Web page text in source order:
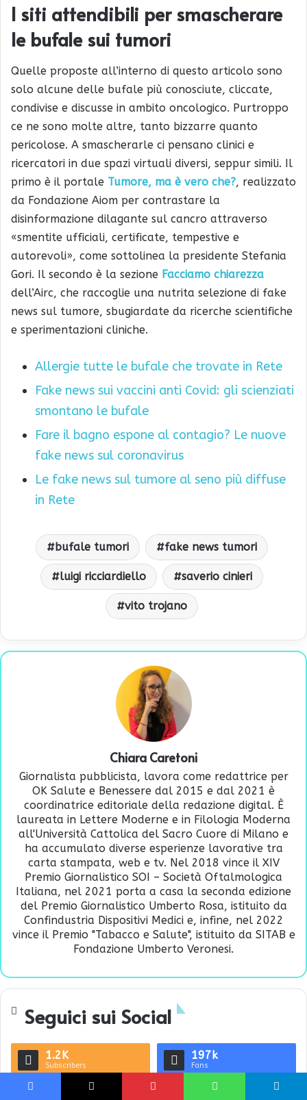
I siti attendibili per smascherare
le bufale sui tumori
Quelle proposte all’interno di questo articolo sono
solo alcune delle bufale più conosciute, cliccate,
condivise e discusse in ambito oncologico. Purtroppo
ce ne sono molte altre, tanto bizzarre quanto
pericolose. A smascherarle ci pensano clinici e
ricercatori in due spazi virtuali diversi, seppur simili. Il
primo è il portale Tumore, ma è vero che?, realizzato
da Fondazione Aiom per contrastare la
disinformazione dilagante sul cancro attraverso
«smentite ufficiali, certificate, tempestive e
autorevoli», come sottolinea la presidente Stefania
Gori. Il secondo è la sezione Facciamo chiarezza
dell’Airc, che raccoglie una nutrita selezione di fake
news sul tumore, sbugiardate da ricerche scientifiche
e sperimentazioni cliniche.
Allergie tutte le bufale che trovate in Rete
Fake news sui vaccini anti Covid: gli scienziati
smontano le bufale
Fare il bagno espone al contagio? Le nuove
fake news sul coronavirus
Le fake news sul tumore al seno più diffuse
in Rete
bufale tumori fake news tumori
luigi ricciardiello saverio cinieri
vito trojano
Chiara Caretoni
Giornalista pubblicista, lavora come redattrice per
OK Salute e Benessere dal 2015 e dal 2021 è
coordinatrice editoriale della redazione digital. È
laureata in Lettere Moderne e in Filologia Moderna
all'Università Cattolica del Sacro Cuore di Milano e
ha accumulato diverse esperienze lavorative tra
carta stampata, web e tv. Nel 2018 vince il XIV
Premio Giornalistico SOI – Società Oftalmologica
Italiana, nel 2021 porta a casa la seconda edizione
del Premio Giornalistico Umberto Rosa, istituito da
Confindustria Dispositivi Medici e, infine, nel 2022
vince il Premio "Tabacco e Salute", istituito da SITAB e
Fondazione Umberto Veronesi.
Seguici sui Social
1.2K
Subscribers
197k
Fans